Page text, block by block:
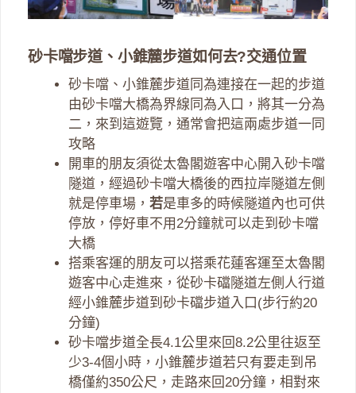
砂卡噹步道、小錐麓步道如何去?交通位置
砂卡噹、小錐麓步道同為連接在一起的步道
由砂卡噹大橋為界線同為入口，將其一分為
二，來到這遊覽，通常會把這兩處步道一同
攻略
開車的朋友須從太魯閣遊客中心開入砂卡噹
隧道，經過砂卡噹大橋後的西拉岸隧道左側
就是停車場， 若是車多的時候隧道內也可供
停放，停好車不用2分鐘就可以走到砂卡噹
大橋
搭乘客運的朋友可以搭乘花蓮客運至太魯閣
遊客中心走進來，從砂卡礑隧道左側人行道
經小錐麓步道到砂卡礑步道入口(步行約20
分鐘)
砂卡噹步道全長4.1公里來回8.2公里往返至
少3-4個小時，小錐麓步道若只有要走到吊
橋僅約350公尺，走路來回20分鐘，相對來